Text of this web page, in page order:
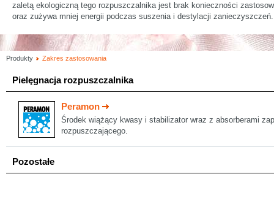
główna
zaletą ekologiczną tego rozpuszczalnika jest brak konieczności
oraz zużywa mniej energii podczas suszenia i destylacji zanieczyszczeń.
Produkty Zakres zastosowania
Pielęgnacja rozpuszczalnika
Peramon
Środek wiążący kwasy i stabilizator wraz z absorberami
rozpuszczającego.
Pozostałe